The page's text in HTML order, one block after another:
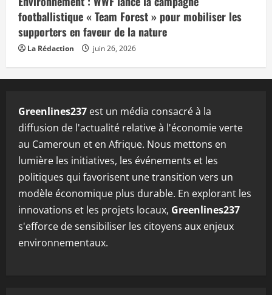
footballistique « Team Forest » pour mobiliser les
supporters en faveur de la nature
La Rédaction juin 26, 2026
Greenlines237 est un média consacré à la
diffusion de l'actualité relative à l'économie verte
au Cameroun et en Afrique. Nous mettons en
lumière les initiatives, les événements et les
politiques qui favorisent une transition vers un
modèle économique plus durable. En explorant les
innovations et les projets locaux, Greenlines237
s'efforce de sensibiliser les citoyens aux enjeux
environnementaux.